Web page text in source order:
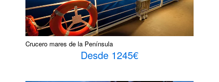
Crucero mares de la Península
Desde 1245€